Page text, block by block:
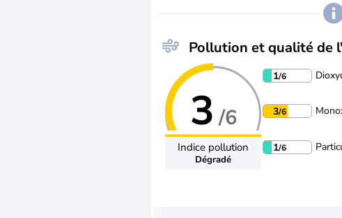
Pollution et qualité de
3 /6
Indice pollution
Dégradé
1/6
3/6
1/6